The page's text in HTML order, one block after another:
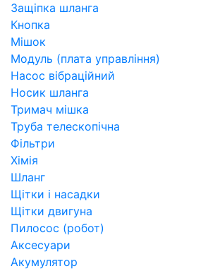
Защіпка шланга
Кнопка
Мішок
Модуль (плата управління)
Насос вібраційний
Носик шланга
Тримач мішка
Труба телескопічна
Фільтри
Хімія
Шланг
Щітки і насадки
Щітки двигуна
Пилосос (робот)
Аксесуари
Акумулятор